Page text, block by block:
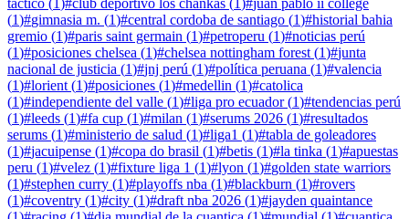
táctico (1)#club deportivo los chankas (1)#juan pablo ii college
(1)#gimnasia m. (1)#central cordoba de santiago (1)#historial bahia
gremio (1)#paris saint germain (1)#petroperu (1)#noticias perú
(1)#posiciones chelsea (1)#chelsea nottingham forest (1)#junta
nacional de justicia (1)#jnj perú (1)#política peruana (1)#valencia
(1)#lorient (1)#posiciones (1)#medellin (1)#catolica
(1)#independiente del valle (1)#liga pro ecuador(1)#tendencias perú
(1)#leeds (1)#fa cup (1)#milan (1)#serums 2026 (1)#resultados
serums (1)#ministerio de salud (1)#liga1 (1)#tabla de goleadores
(1)#jacuipense (1)#copa do brasil (1)#betis (1)#la tinka (1)#apuestas
peru (1)#velez (1)#fixture liga 1 (1)#lyon (1)#golden state warriors
(1)#stephen curry (1)#playoffs nba (1)#blackburn (1)#rovers
(1)#coventry (1)#city (1)#draft nba 2026 (1)#jayden quaintance